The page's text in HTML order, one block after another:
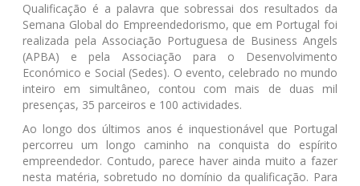
Qualificação é a palavra que sobressai dos resultados da
Semana Global do Empreendedorismo, que em Portugal foi
realizada pela Associação Portuguesa de Business Angels
(APBA) e pela Associação para o Desenvolvimento
Económico e Social (Sedes). O evento, celebrado no mundo
inteiro em simultâneo, contou com mais de duas mil
presenças, 35 parceiros e 100 actividades.
Ao longo dos últimos anos é inquestionável que Portugal
percorreu um longo caminho na conquista do espírito
empreendedor. Contudo, parece haver ainda muito a fazer
nesta matéria, sobretudo no domínio da qualificação. Para